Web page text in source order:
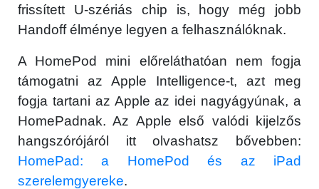
frissített U-szériás chip is, hogy még jobb
Handoff élménye legyen a felhasználóknak.
A HomePod mini előreláthatóan nem fogja
támogatni az Apple Intelligence-t, azt meg
fogja tartani az Apple az idei nagyágyúnak, a
HomePadnak. Az Apple első valódi kijelzős
hangszórójáról itt olvashatsz bővebben:
HomePad: a HomePod és az iPad
szerelemgyereke.